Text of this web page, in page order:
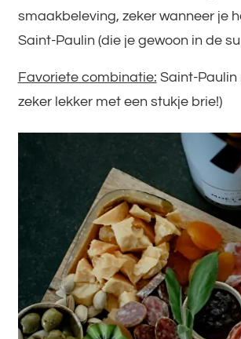
smaakbeleving, zeker wanneer je
Saint-Paulin (die je gewoon in de
Favoriete combinatie: Saint-
zeker lekker met een stukje brie!)